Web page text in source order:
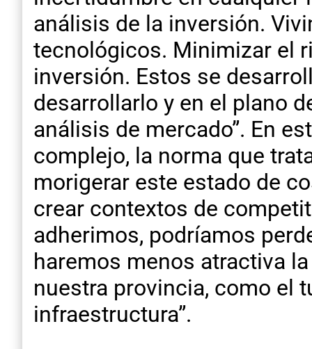
análisis de la inversión.
tecnológicos. Minimizar el
inversión. Estos se
desarrollarlo y en el plano
análisis de mercado”. En
complejo, la norma que
morigerar este estado de
crear contextos de
adherimos, podríamos
haremos menos atractiva
nuestra provincia, como el
infraestructura”.